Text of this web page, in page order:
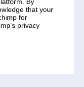
that your
for
privacy